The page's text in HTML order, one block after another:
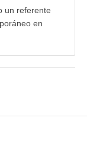
un referente
en